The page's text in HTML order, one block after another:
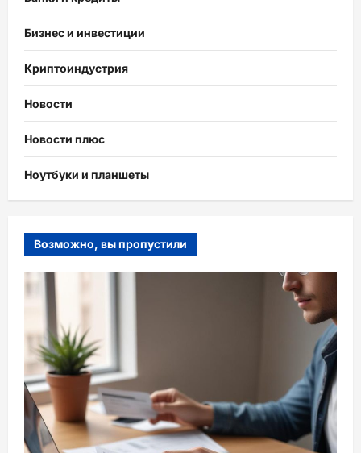
Бизнес и инвестиции
Криптоиндустрия
Новости
Новости плюс
Ноутбуки и планшеты
Возможно, вы пропустили